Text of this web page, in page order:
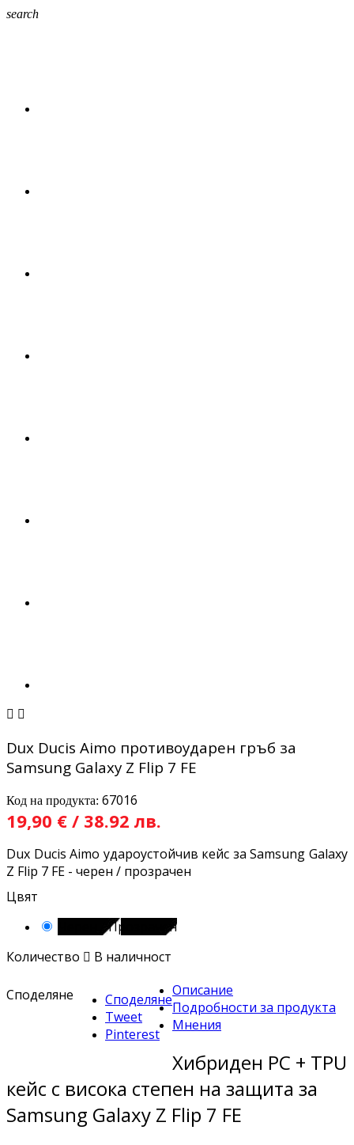
search
 
Dux Ducis Aimo противоударен гръб за
Samsung Galaxy Z Flip 7 FE
Код на продукта: 67016
19,90 € / 38.92 лв.
Dux Ducis Aimo удароустойчив кейс за Samsung Galaxy
Z Flip 7 FE - черен / прозрачен
Цвят
Черен / Прозрачен
Количество  В наличност
Споделяне
Споделяне
Tweet
Pinterest
Описание
Подробности за продукта
Мнения
Хибриден PC + TPU
кейс с висока степен на защита за
Samsung Galaxy Z Flip 7 FE